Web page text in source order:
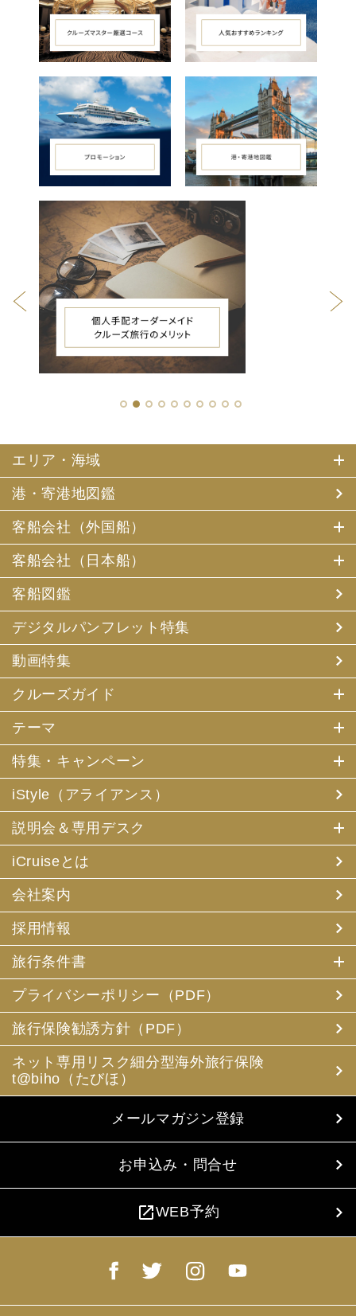
1 2 3 4 5 6 7 8 9 10
エリア・海域
港・寄港地図鑑
客船会社（外国船）
客船会社（日本船）
客船図鑑
デジタルパンフレット特集
動画特集
クルーズガイド
テーマ
特集・キャンペーン
iStyle（アライアンス）
説明会＆専用デスク
iCruiseとは
会社案内
採用情報
旅行条件書
プライバシーポリシー（PDF）
旅行保険勧誘方針（PDF）
ネット専用リスク細分型海外旅行保険
t@biho（たびほ）
メールマガジン登録
お申込み・問合せ
open_in_newWEB予約